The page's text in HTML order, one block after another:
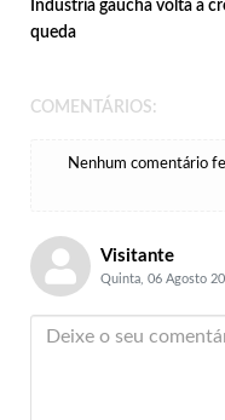
Industria gaúcha volta a
queda
COMENTÁRIOS:
Nenhum comentário
Visitante
Quinta, 06 Agosto